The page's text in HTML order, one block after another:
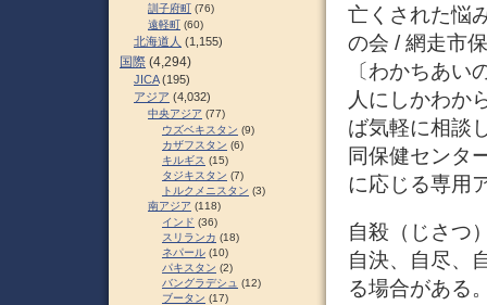
亡くされた悩
の会 / 網走市
〔わかちあ
人にしかわか
ば気軽に相談
同保健センタ
に応じる専用
自殺（じさつ
自決、自尽、
る場合がある
訓子府町 (76)
遠軽町 (60)
北海道人 (1,155)
国際 (4,294)
JICA(195)
アジア (4,032)
中央アジア (77)
ウズベキスタン (9)
カザフスタン (6)
キルギス (15)
タジキスタン (7)
トルクメニスタン (3)
南アジア (118)
インド (36)
スリランカ (18)
ネパール (10)
パキスタン (2)
バングラデシュ (12)
ブータン (17)